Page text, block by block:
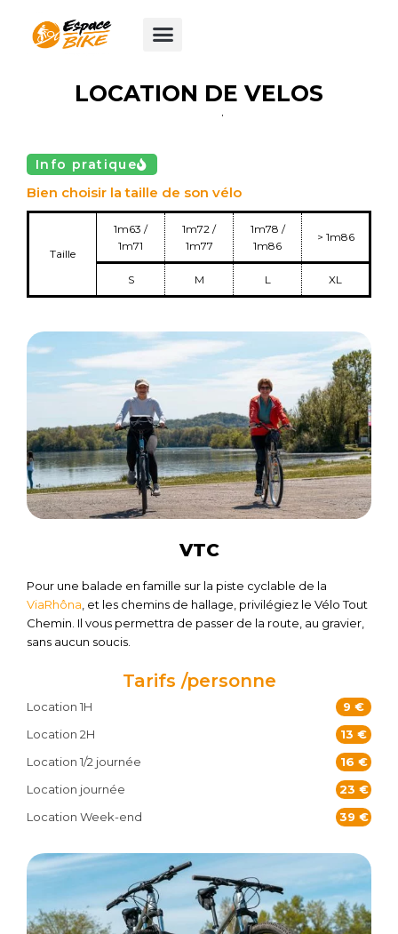
contenu
LOCATION DE VELOS
V
Info pratique
Bien choisir la taille de son vélo
Taille
1m63 /
1m71
1m72 /
1m77
1m78 /
1m86
> 1m86
S M L XL
VTC
Pour une balade en famille sur la piste cyclable de la
ViaRhôna , et les chemins de hallage, privilégiez le Vélo Tout
Chemin. Il vous permettra de passer de la route, au gravier,
sans aucun soucis.
Tarifs /personne
Location 1H
9 €
Location 2H
13 €
Location 1/2 journée
16 €
Location journée
23 €
Location Week-end
39 €